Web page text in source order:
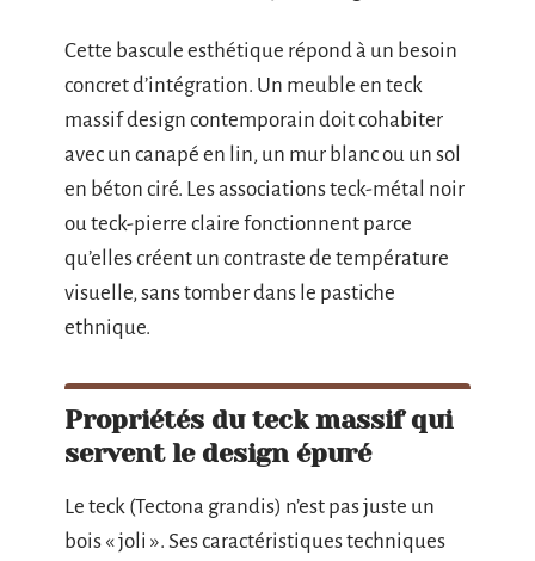
Cette bascule esthétique répond à un besoin
concret d’intégration. Un meuble en teck
massif design contemporain doit cohabiter
avec un canapé en lin, un mur blanc ou un sol
en béton ciré. Les associations teck-métal noir
ou teck-pierre claire fonctionnent parce
qu’elles créent un contraste de température
visuelle, sans tomber dans le pastiche
ethnique.
Propriétés du teck massif qui
servent le design épuré
Le teck (Tectona grandis) n’est pas juste un
bois « joli ». Ses caractéristiques techniques